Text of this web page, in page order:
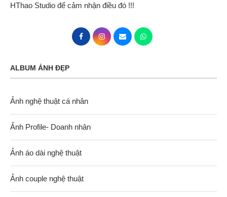
HThao Studio để cảm nhận điều đó !!!
ALBUM ẢNH ĐẸP
Ảnh nghệ thuật cá nhân
Ảnh Profile- Doanh nhân
Ảnh áo dài nghệ thuật
Ảnh couple nghệ thuật